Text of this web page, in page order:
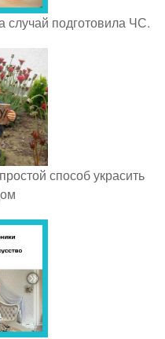
подготовила ЧС.
способ украсить